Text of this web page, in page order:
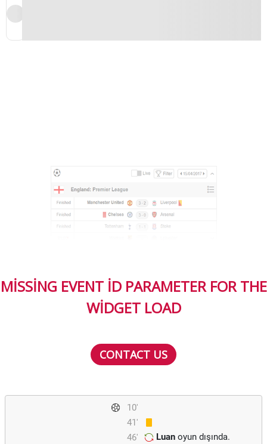
MISSING EVENT ID PARAMETER FOR THE
WIDGET LOAD
CONTACT US
10'
41'
46'
Luan oyun dışında.